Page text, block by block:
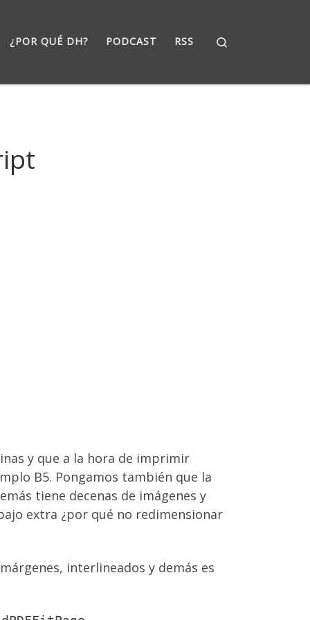
¿POR QUÉ DH? PODCAST RSS
y que a la hora de imprimir
B5. Pongamos también que la
tiene decenas de imágenes y
extra ¿por qué no redimensionar
interlineados y demás es